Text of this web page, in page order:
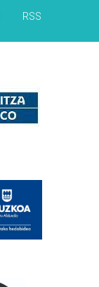
RSS